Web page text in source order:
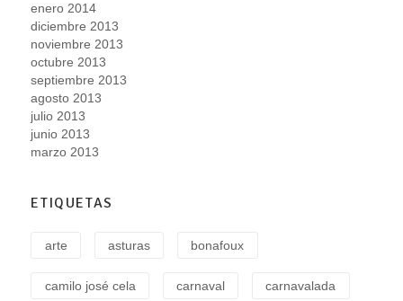
enero 2014
diciembre 2013
noviembre 2013
octubre 2013
septiembre 2013
agosto 2013
julio 2013
junio 2013
marzo 2013
ETIQUETAS
arte asturas bonafoux
camilo josé cela carnaval carnavalada